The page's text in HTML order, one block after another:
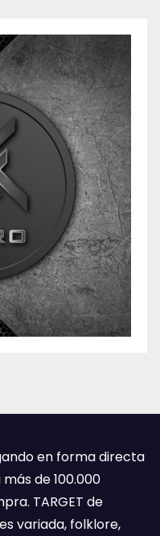
en forma directa
de 100.000
TARGET de
variada, folklore,